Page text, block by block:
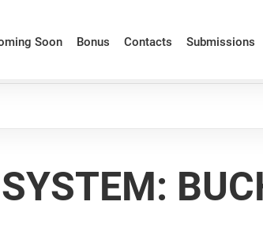
Soon Bonus Contacts Submissions